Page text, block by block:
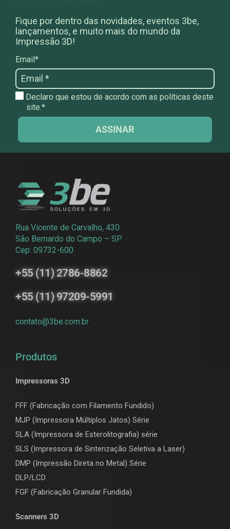
Fique por dentro das novidades, eventos 3be,
lançamentos, e muito mais do mundo da
Impressão 3D!
Email*
Declaro que estou de acordo com as políticas deste
site.*
ASSINAR
Rua Vicente de Carvalho, 430
São Bernardo do Campo – SP
Cep: 09732-600
+55 (11) 2786-8862
+55 (11) 97209-5991
contato@3be.com.br
Produtos
Impressoras 3D
FFF (Fabricação com Filamento Fundido)
MJP (Impressora Múltiplos Jatos) Série
SLA (Impressora de Esterolitografia) série
SLS (Impressora de Sinterização Seletiva a Laser)
DMP (Impressão Direta no Metal) Série
DLP/LCD
FGF (Fabricação Granular Fundida)
Scanners 3D